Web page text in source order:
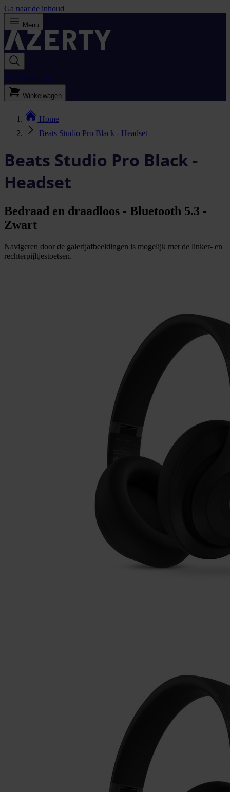
Ga naar de inhoud
Menu
Bestellijst
Winkelwagen
Home
Beats Studio Pro Black - Headset
Beats Studio Pro Black -
Headset
Bedraad en draadloos - Bluetooth 5.3 -
Zwart
Navigeren door de galerijafbeeldingen is mogelijk met de linker- en
rechterpijltjestoetsen.